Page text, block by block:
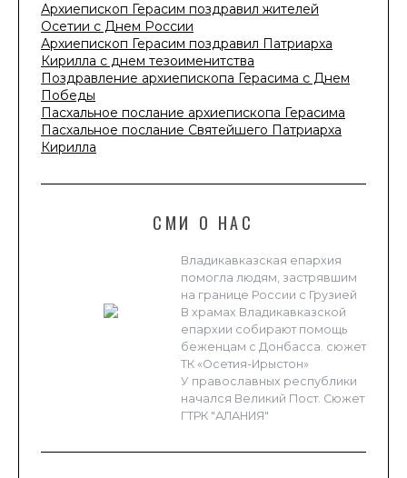
Архиепископ Герасим поздравил жителей
Осетии с Днем России
Архиепископ Герасим поздравил Патриарха
Кирилла с днем тезоименитства
Поздравление архиепископа Герасима с Днем
Победы
Пасхальное послание архиепископа Герасима
Пасхальное послание Святейшего Патриарха
Кирилла
СМИ О НАС
Владикавказская епархия
помогла людям, застрявшим
на границе России с Грузией
В храмах Владикавказской
епархии собирают помощь
беженцам с Донбасса. сюжет
ТК «Осетия-Ирыстон»
У православных республики
начался Великий Пост. Сюжет
ГТРК "АЛАНИЯ"